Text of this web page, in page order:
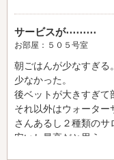
サービスが⋯⋯⋯
お部屋：５０５号室
朝ごはんが少なすぎる
少なかった。
後ベットが大きすぎて
それ以外はウォーター
さんあるし２種類のサ
安いし最高だと思う。